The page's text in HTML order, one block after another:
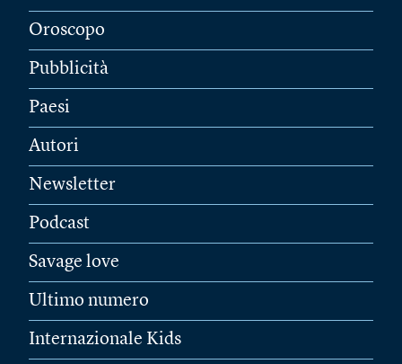
Oroscopo
Pubblicità
Paesi
Autori
Newsletter
Podcast
Savage love
Ultimo numero
Internazionale Kids